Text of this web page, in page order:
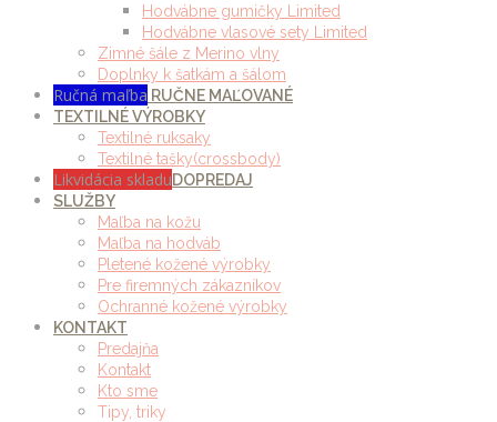
Hodvábne gumičky Limited
Hodvábne vlasové sety Limited
Zimné šále z Merino vlny
Doplnky k šatkám a šálom
Ručná maľba RUČNE MAĽOVANÉ
TEXTILNÉ VÝROBKY
Textilné ruksaky
Textilné tašky(crossbody)
Likvidácia skladuDOPREDAJ
SLUŽBY
Maľba na kožu
Maľba na hodváb
Pletené kožené výrobky
Pre firemných zákazníkov
Ochranné kožené výrobky
KONTAKT
Predajňa
Kontakt
Kto sme
Tipy, triky